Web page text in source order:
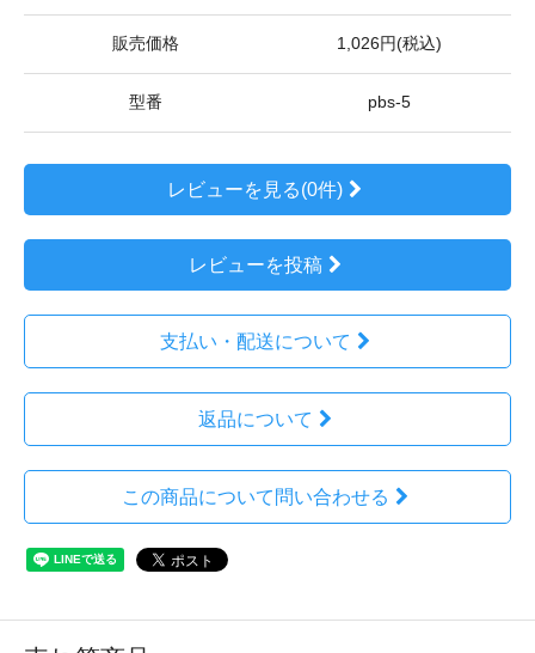
販売価格 1,026円(税込)
型番 pbs-5
レビューを見る(0件)
レビューを投稿
支払い・配送について
返品について
この商品について問い合わせる